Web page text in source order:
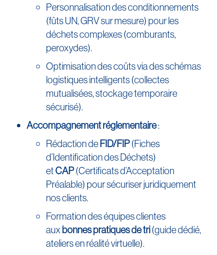
Personnalisation des conditionnements
(fûts UN, GRV sur mesure) pour les
déchets complexes (comburants,
peroxydes).
Optimisation des coûts via des schémas
logistiques intelligents (collectes
mutualisées, stockage temporaire
sécurisé).
Accompagnement réglementaire:
Rédaction deFID/FIP(Fiches
d’Identification des Déchets)
etCAP(Certificats d’Acceptation
Préalable) pour sécuriser juridiquement
nos clients.
Formation des équipes clientes
auxbonnes pratiques de tri(guide dédié,
ateliers en réalité virtuelle).